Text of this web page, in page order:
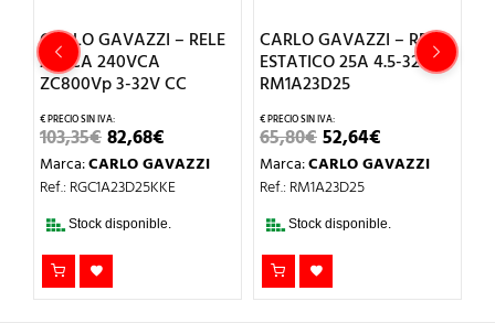
CARLO GAVAZZI – RELE
25ACA 240VCA
ZC800Vp 3-32V CC
103,35€EL
PRECIO
ORIGINAL
ERA:
82,68€PRECIO
ACTUAL
ES:
Marca:CARLO GAVAZZI
Ref.: RGC1A23D25KKE
Stock disponible.
CARLO GAVAZZI – RELE
ESTATICO 25A 4.5-32VCC
RM1A23D25
65,80€EL
PRECIO
ORIGINAL
ERA:
52,64€PRECIO
ACTUAL
Marca:CARLO GAVAZZI
Ref.: RM1A23D25
Stock disponible.